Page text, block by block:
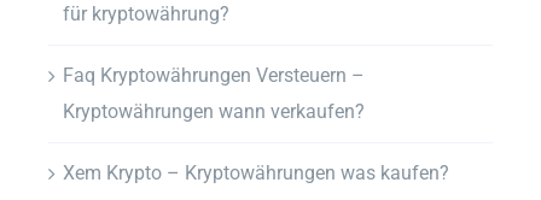
für kryptowährung?
Faq Kryptowährungen Versteuern –
Kryptowährungen wann verkaufen?
Xem Krypto – Kryptowährungen was kaufen?